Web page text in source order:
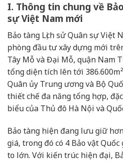
I. Thông tin chung về
sự Việt Nam mới
Bảo tàng Lịch sử Quân sự Việt
phòng đầu tư xây dựng mới
Tây Mỗ và Đại Mỗ, quận Nam
tổng diện tích lên tới
Quân ủy Trung ương và Bộ
thiết chế đa năng tổng hợp,
biểu của Thủ đô Hà Nội và
Bảo tàng hiện đang lưu giữ
giá, trong đó có 4 Bảo vật
to lớn. Với kiến trúc hiện đại,